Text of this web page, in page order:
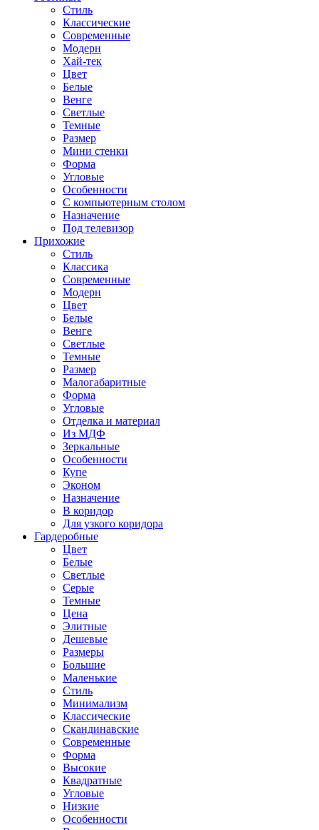
Стиль
Классические
Современные
Модерн
Хай-тек
Цвет
Белые
Венге
Светлые
Темные
Размер
Мини стенки
Форма
Угловые
Особенности
С компьютерным столом
Назначение
Под телевизор
Прихожие
Стиль
Классика
Современные
Модерн
Цвет
Белые
Венге
Светлые
Темные
Размер
Малогабаритные
Форма
Угловые
Отделка и материал
Из МДФ
Зеркальные
Особенности
Купе
Эконом
Назначение
В коридор
Для узкого коридора
Гардеробные
Цвет
Белые
Светлые
Серые
Темные
Цена
Элитные
Дешевые
Размеры
Большие
Маленькие
Стиль
Минимализм
Классические
Скандинавские
Современные
Форма
Высокие
Квадратные
Угловые
Низкие
Особенности